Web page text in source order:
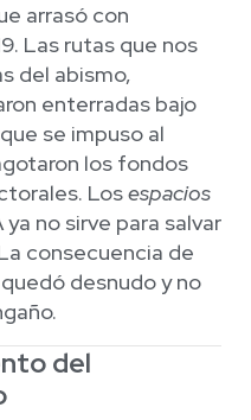
arrasó con
Las rutas que nos
del abismo,
enterradas bajo
se impuso al
los fondos
Losespacios
no sirve para salvar
consecuencia de
desnudo y no
del